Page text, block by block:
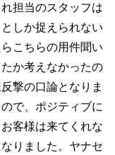
担当のスタッフは
しか捉えられない
こちらの用件聞い
か考えなかったの
撃の口論となりま
で、ポジティブに
客様は来てくれな
りました。ヤナセ